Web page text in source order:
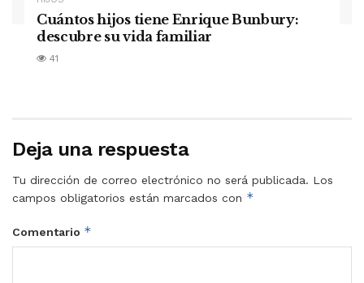
Cuántos hijos tiene Enrique Bunbury:
descubre su vida familiar
41
Deja una respuesta
Tu dirección de correo electrónico no será publicada. Los
campos obligatorios están marcados con *
Comentario *